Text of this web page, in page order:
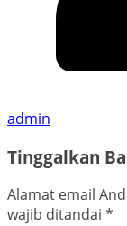
admin
Tinggalkan
Alamat email
wajib ditandai *